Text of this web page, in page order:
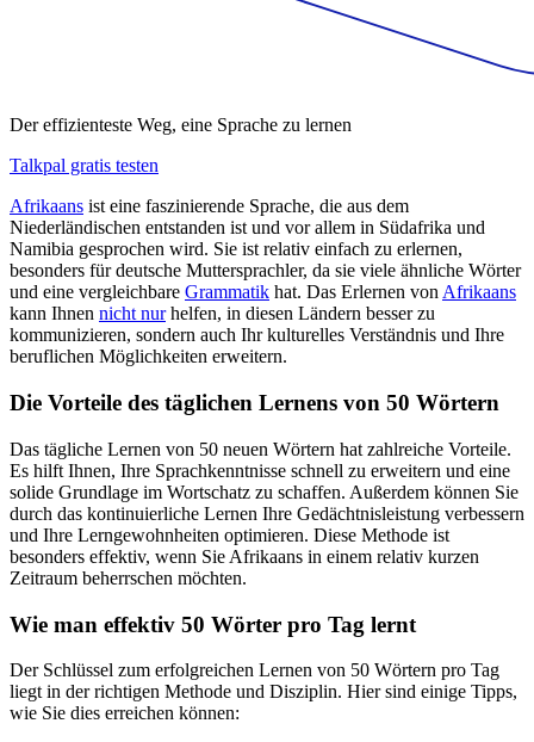
Der effizienteste Weg, eine Sprache zu lernen
Talkpal gratis testen
Afrikaans ist eine faszinierende Sprache, die aus dem
Niederländischen entstanden ist und vor allem in Südafrika und
Namibia gesprochen wird. Sie ist relativ einfach zu erlernen,
besonders für deutsche Muttersprachler, da sie viele ähnliche Wörter
und eine vergleichbare Grammatik hat. Das Erlernen von Afrikaans
kann Ihnen nicht nurhelfen, in diesen Ländern besser zu
kommunizieren, sondern auch Ihr kulturelles Verständnis und Ihre
beruflichen Möglichkeiten erweitern.
Die Vorteile des täglichen Lernens von 50 Wörtern
Das tägliche Lernen von 50 neuen Wörtern hat zahlreiche Vorteile.
Es hilft Ihnen, Ihre Sprachkenntnisse schnell zu erweitern und eine
solide Grundlage im Wortschatz zu schaffen. Außerdem können Sie
durch das kontinuierliche Lernen Ihre Gedächtnisleistung verbessern
und Ihre Lerngewohnheiten optimieren. Diese Methode ist
besonders effektiv, wenn Sie Afrikaans in einem relativ kurzen
Zeitraum beherrschen möchten.
Wie man effektiv 50 Wörter pro Tag lernt
Der Schlüssel zum erfolgreichen Lernen von 50 Wörtern pro Tag
liegt in der richtigen Methode und Disziplin. Hier sind einige Tipps,
wie Sie dies erreichen können: